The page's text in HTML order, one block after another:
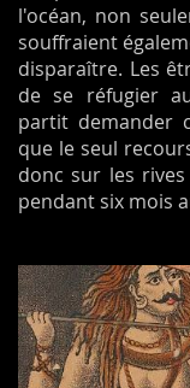
l'océan, non
souffraient
disparaître. Les
de se réfugier
partit demander
que le seul
donc sur les
pendant six mois